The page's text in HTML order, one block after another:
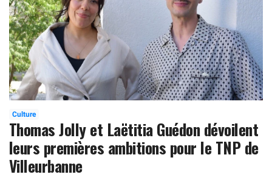
Culture
Thomas Jolly et Laëtitia Guédon dévoilent
leurs premières ambitions pour le TNP de
Villeurbanne